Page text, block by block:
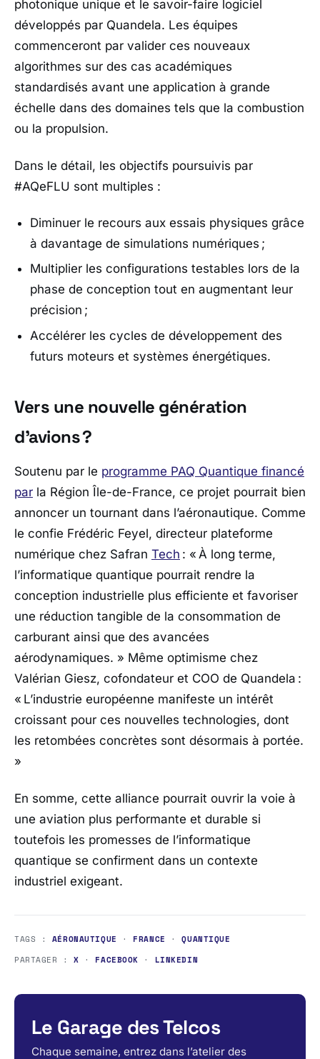
photonique unique et le savoir-faire logiciel
développés par Quandela. Les équipes
commenceront par valider ces nouveaux
algorithmes sur des cas académiques
standardisés avant une application à grande
échelle dans des domaines tels que la combustion
ou la propulsion.
Dans le détail, les objectifs poursuivis par
#AQeFLU sont multiples :
Diminuer le recours aux essais physiques grâce
à davantage de simulations numériques ;
Multiplier les configurations testables lors de la
phase de conception tout en augmentant leur
précision ;
Accélérer les cycles de développement des
futurs moteurs et systèmes énergétiques.
Vers une nouvelle génération
d’avions ?
Soutenu par le programme PAQ Quantique financé
par la Région Île-de-France, ce projet pourrait bien
annoncer un tournant dans l’aéronautique. Comme
le confie Frédéric Feyel, directeur plateforme
numérique chez Safran Tech : « À long terme,
l’informatique quantique pourrait rendre la
conception industrielle plus efficiente et favoriser
une réduction tangible de la consommation de
carburant ainsi que des avancées
aérodynamiques. » Même optimisme chez
Valérian Giesz, cofondateur et COO de Quandela :
« L’industrie européenne manifeste un intérêt
croissant pour ces nouvelles technologies, dont
les retombées concrètes sont désormais à portée.
»
En somme, cette alliance pourrait ouvrir la voie à
une aviation plus performante et durable si
toutefois les promesses de l’informatique
quantique se confirment dans un contexte
industriel exigeant.
TAGS : AÉRONAUTIQUE · FRANCE ·QUANTIQUE
PARTAGER :X · FACEBOOK · LINKEDIN
Le Garage des Telcos
Chaque semaine, entrez dans l’atelier des